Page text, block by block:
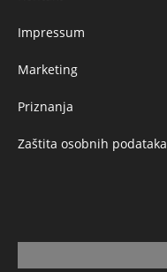
Impressum
Marketing
Priznanja
Zaštita osobnih podataka